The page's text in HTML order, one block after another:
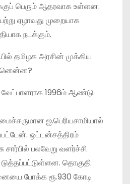
பெரும் ஆதரவாக உள்ளன.
ஏழாவது முறையாக
நடக்கும்.
தமிழக அரசின் முக்கிய
1996ம் ஆண்டு
ஐ.பெரியசாமியால்
ஒட்டன்சத்திரம்
சார்பில் பலவேறு வளர்ச்சி
தொகுதி
போக்க ரூ.930 கோடி